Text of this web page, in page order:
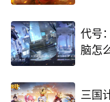
代号
脑怎
三国